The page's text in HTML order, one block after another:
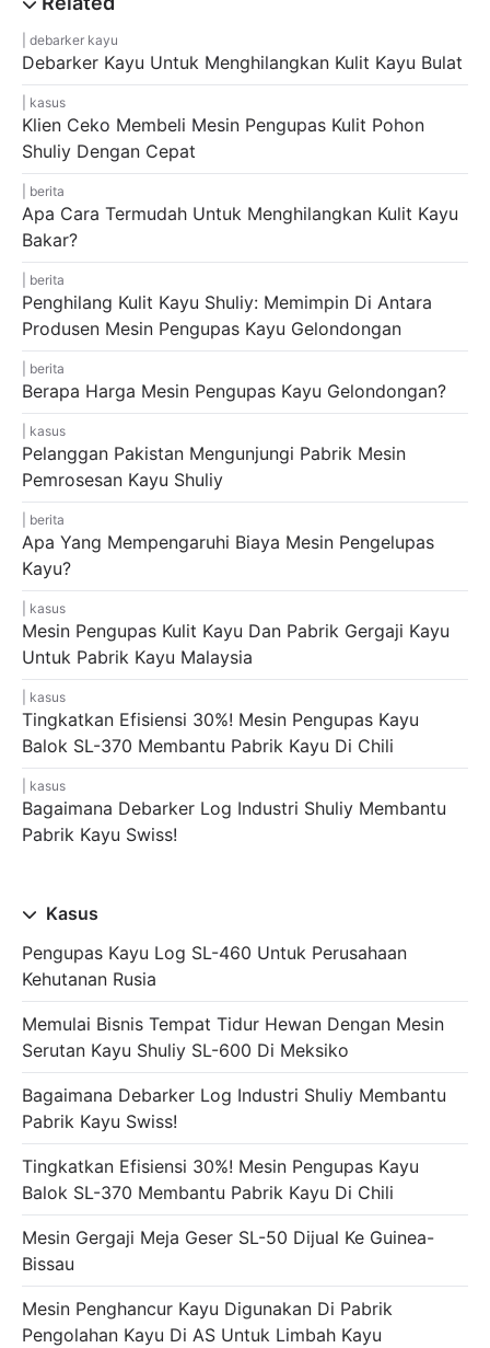
debarker kayu
Debarker Kayu Untuk Menghilangkan Kulit Kayu Bulat
kasus
Klien Ceko Membeli Mesin Pengupas Kulit Pohon
Shuliy Dengan Cepat
berita
Apa Cara Termudah Untuk Menghilangkan Kulit Kayu
Bakar?
berita
Penghilang Kulit Kayu Shuliy: Memimpin Di Antara
Produsen Mesin Pengupas Kayu Gelondongan
berita
Berapa Harga Mesin Pengupas Kayu Gelondongan?
kasus
Pelanggan Pakistan Mengunjungi Pabrik Mesin
Pemrosesan Kayu Shuliy
berita
Apa Yang Mempengaruhi Biaya Mesin Pengelupas
Kayu?
kasus
Mesin Pengupas Kulit Kayu Dan Pabrik Gergaji Kayu
Untuk Pabrik Kayu Malaysia
kasus
Tingkatkan Efisiensi 30%! Mesin Pengupas Kayu
Balok SL-370 Membantu Pabrik Kayu Di Chili
kasus
Bagaimana Debarker Log Industri Shuliy Membantu
Pabrik Kayu Swiss!
Kasus
Pengupas Kayu Log SL-460 Untuk Perusahaan
Kehutanan Rusia
Memulai Bisnis Tempat Tidur Hewan Dengan Mesin
Serutan Kayu Shuliy SL-600 Di Meksiko
Bagaimana Debarker Log Industri Shuliy Membantu
Pabrik Kayu Swiss!
Tingkatkan Efisiensi 30%! Mesin Pengupas Kayu
Balok SL-370 Membantu Pabrik Kayu Di Chili
Mesin Gergaji Meja Geser SL-50 Dijual Ke Guinea-
Bissau
Mesin Penghancur Kayu Digunakan Di Pabrik
Pengolahan Kayu Di AS Untuk Limbah Kayu